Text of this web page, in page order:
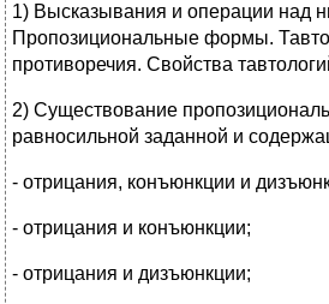
1) Высказывания и операции над
Пропозициональные формы.
противоречия. Свойства
2) Существование
равносильной заданной и
- отрицания, конъюнкции и
- отрицания и конъюнкции;
- отрицания и дизъюнкции;